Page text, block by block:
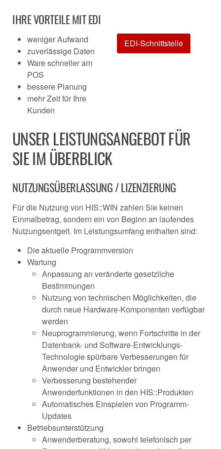
IHRE VORTEILE MIT EDI
weniger Aufwand
zuverlässige Daten
Ware schneller am
POS
bessere Planung
mehr Zeit für Ihre
Kunden
EDI-Schnittstelle
UNSER LEISTUNGSANGEBOT FÜR
SIE IM ÜBERBLICK
NUTZUNGSÜBERLASSUNG / LIZENZIERUNG
Für die Nutzung von HIS::WIN zahlen Sie keinen
Einmalbetrag, sondern ein von Beginn an laufendes
Nutzungsentgelt. Im Leistungsumfang enthalten sind:
Die aktuelle Programmversion
Wartung
Anpassung an veränderte gesetzliche
Bestimmungen
Nutzung von technischen Möglichkeiten, die
durch neue Hardware-Komponenten verfügbar
werden
Neuprogrammierung, wenn Fortschritte in der
Datenbank- und Software-Entwicklungs-
Technologie spürbare Verbesserungen für
Anwender und Entwickler bringen
Verbesserung bestehender
Anwenderfunktionen in den HIS::Produkten
Automatisches Einspielen von Programm-
Updates
Betriebsunterstützung
Anwenderberatung, sowohl telefonisch per